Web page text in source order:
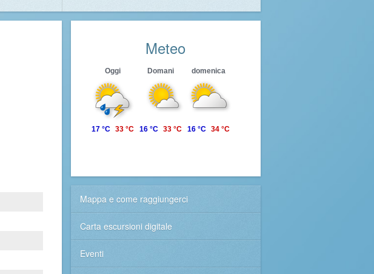
Meteo
Oggi Domani domenica
17 °C 33 °C 16 °C 33 °C 16 °C 34 °C
Mappa e come raggiungerci
Carta escursioni digitale
Eventi